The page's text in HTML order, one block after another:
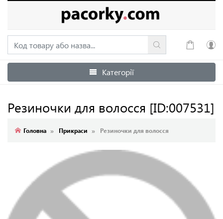
Увійти
Категорії
Резиночки для волосся [ID:007531]
Головна Прикраси Резиночки для волосся